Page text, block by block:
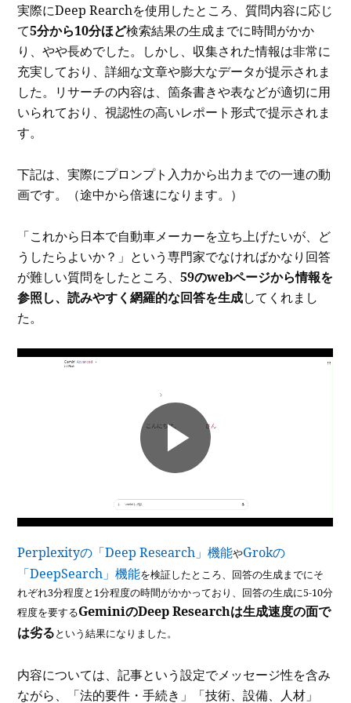
実際にDeep Rearchを使用したところ、質問内容に応じ
て5分から10分ほど検索結果の生成までに時間がかか
り、やや長めでした。しかし、収集された情報は非常に
充実しており、詳細な文章や膨大なデータが提示されま
した。リサーチの内容は、箇条書きや表などが適切に用
いられており、視認性の高いレポート形式で提示されま
す。
下記は、実際にプロンプト入力から出力までの一連の動
画です。（途中から倍速になります。）
「これから日本で自動車メーカーを立ち上げたいが、ど
うしたらよいか？」という専門家でなければかなり回答
が難しい質問をしたところ、59のwebページから情報を
参照し、読みやすく網羅的な回答を生成してくれまし
た。
Perplexityの「Deep Research」機能やGrokの
「DeepSearch」機能を検証したところ、回答の生成までにそ
れぞれ3分程度と1分程度の時間がかかっており、回答の生成に5-10分
程度を要するGeminiのDeep Researchは生成速度の面で
は劣るという結果になりました。
内容については、記事という設定でメッセージ性を含み
ながら、「法的要件・手続き」「技術、設備、人材」